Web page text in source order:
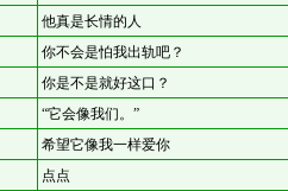
他真是长情的人
你不会是怕我出轨吧？
你是不是就好这口？
“它会像我们。”
希望它像我一样爱你
点点